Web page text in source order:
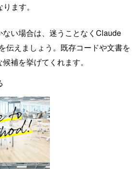
ます。
い場合は、迷うことなくClaude
伝えましょう。既存コードや文書を
補を挙げてくれます。